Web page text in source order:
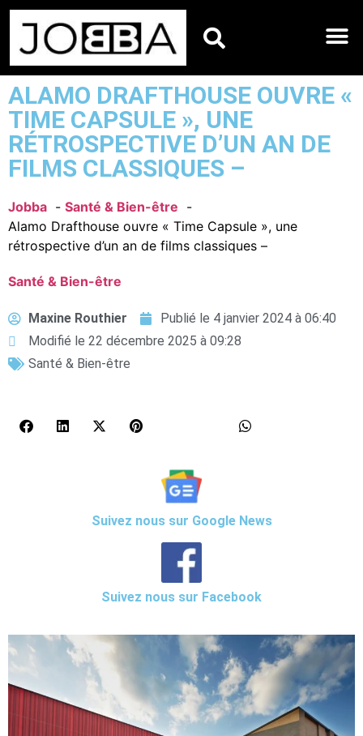
ALAMO DRAFTHOUSE OUVRE «
TIME CAPSULE », UNE
RÉTROSPECTIVE D’UN AN DE
FILMS CLASSIQUES –
Jobba
Santé & Bien-être
Alamo Drafthouse ouvre « Time Capsule », une
rétrospective d’un an de films classiques –
Santé & Bien-être
Maxine Routhier Publié le 4 janvier 2024 à 06:40
Modifié le 22 décembre 2025 à 09:28
Santé & Bien-être
Suivez nous sur Google News
Suivez nous sur Facebook